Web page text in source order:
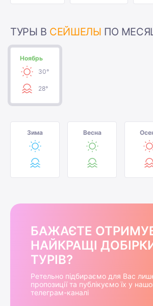
ТУРЫ В СЕЙШЕЛЫ ПО
Ноябрь
30°
28°
Зима Весна
БАЖАЄТЕ
НАЙКРАЩІ
ТУРІВ?
Ретельно підбираємо для Вас
пропозиції та публікуємо їх у
телеграм-каналі